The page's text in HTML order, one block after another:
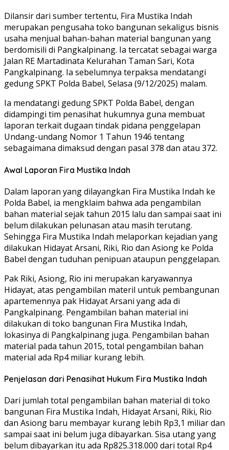
Dilansir dari sumber tertentu, Fira Mustika Indah
merupakan pengusaha toko bangunan sekaligus bisnis
usaha menjual bahan-bahan material bangunan yang
berdomisili di Pangkalpinang. Ia tercatat sebagai warga
Jalan RE Martadinata Kelurahan Taman Sari, Kota
Pangkalpinang. Ia sebelumnya terpaksa mendatangi
gedung SPKT Polda Babel, Selasa (9/12/2025) malam.
Ia mendatangi gedung SPKT Polda Babel, dengan
didampingi tim penasihat hukumnya guna membuat
laporan terkait dugaan tindak pidana penggelapan
Undang-undang Nomor 1 Tahun 1946 tentang
sebagaimana dimaksud dengan pasal 378 dan atau 372.
Awal Laporan Fira Mustika Indah
Dalam laporan yang dilayangkan Fira Mustika Indah ke
Polda Babel, ia mengklaim bahwa ada pengambilan
bahan material sejak tahun 2015 lalu dan sampai saat ini
belum dilakukan pelunasan atau masih terutang.
Sehingga Fira Mustika Indah melaporkan kejadian yang
dilakukan Hidayat Arsani, Riki, Rio dan Asiong ke Polda
Babel dengan tuduhan penipuan ataupun penggelapan.
Pak Riki, Asiong, Rio ini merupakan karyawannya
Hidayat, atas pengambilan materil untuk pembangunan
apartemennya pak Hidayat Arsani yang ada di
Pangkalpinang. Pengambilan bahan material ini
dilakukan di toko bangunan Fira Mustika Indah,
lokasinya di Pangkalpinang juga. Pengambilan bahan
material pada tahun 2015, total pengambilan bahan
material ada Rp4 miliar kurang lebih.
Penjelasan dari Penasihat Hukum Fira Mustika Indah
Dari jumlah total pengambilan bahan material di toko
bangunan Fira Mustika Indah, Hidayat Arsani, Riki, Rio
dan Asiong baru membayar kurang lebih Rp3,1 miliar dan
sampai saat ini belum juga dibayarkan. Sisa utang yang
belum dibayarkan itu ada Rp825.318.000 dari total Rp4